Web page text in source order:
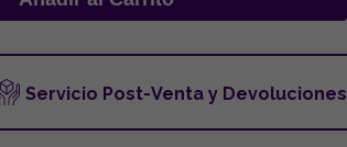
Servicio Post-Venta y Devoluciones